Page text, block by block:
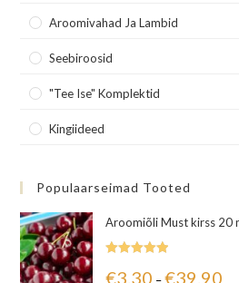
Aroomivahad Ja Lambid
Seebiroosid
"Tee Ise" Komplektid
Kingiideed
Populaarseimad Tooted
Aroomiõli Must kirss 20
€3.30 – €39.90